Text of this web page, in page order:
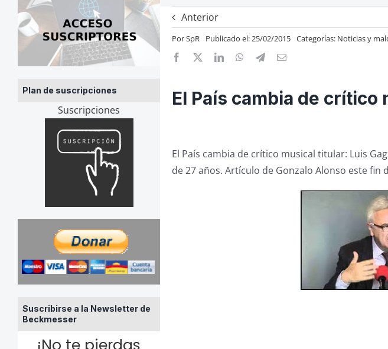
Plan de suscripciones
Suscripciones
Suscribirse a la Newsletter de
Beckmesser
Anterior
PorSpR Publicado el: 25/02/2015 Categorías: Noticias y
El País cambia de
El País cambia de crítico musical titular: Luis
de 27 años. Artículo de Gonzalo Alonso este fin